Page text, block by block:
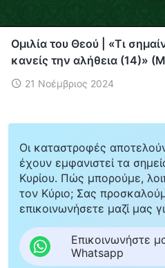
Ομιλία του Θεού | «Τι
κανείς την αλήθεια (14)»
21 Νοέμβριος 2024
Οι καταστροφές
έχουν εμφανιστεί τα
Κυρίου. Πώς μπορούμε,
τον Κύριο; Σας
επικοινωνήσετε μαζί μας
Επικοινωνήστε
Whatsapp